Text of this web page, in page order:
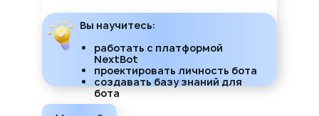
Вы научитесь:
работать с платформой
NextBot
проектировать личность бота
создавать базу знаний для
бота